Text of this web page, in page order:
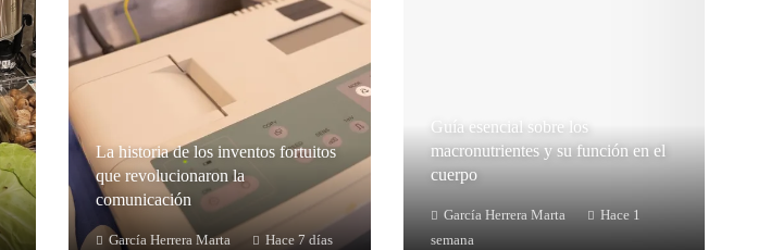
La historia de los inventos fortuitos
que revolucionaron la
comunicación
García Herrera Marta Hace 7 días
Guía esencial sobre los
macronutrientes y su función en el
cuerpo
García Herrera Marta
Hace 1
semana